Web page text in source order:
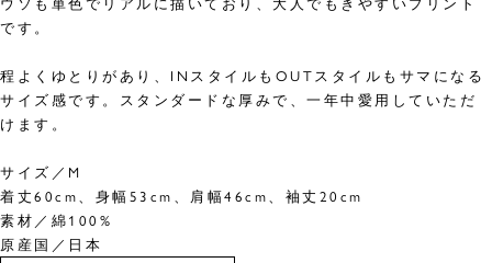
です。
程よくゆとりがあり、INスタイルもOUTスタイルもサマになる
サイズ感です。スタンダードな厚みで、一年中愛用していただ
けます。
サイズ／M
着丈60cm、身幅53cm、肩幅46cm、袖丈20cm
素材／綿100%
原産国／日本